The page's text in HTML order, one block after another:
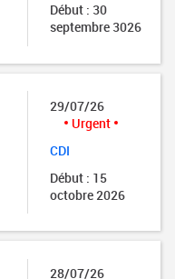
Début : 30
septembre 3026
29/07/26
Urgent
CDI
Début : 15
octobre 2026
28/07/26